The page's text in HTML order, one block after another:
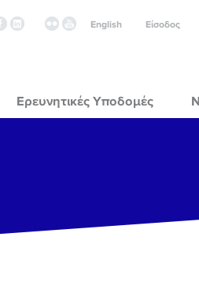
Είσοδος
English
Ερευνητικές Υποδομές